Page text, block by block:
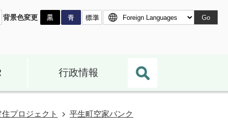
背景色変更 Go
行政情報
住プロジェクト
平生町空家バンク